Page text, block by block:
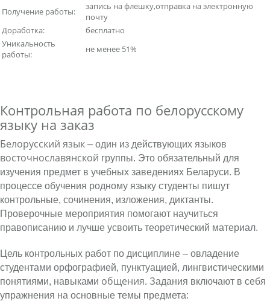
Получение работы:
запись на флешку,отправка на электронную
почту
Доработка:
бесплатно
Уникальность
работы:
не менее 51%
Контрольная работа по белорусскому
языку на заказ
Белорусский язык – один из действующих языков
восточнославянской группы. Это обязательный для
изучения предмет в учебных заведениях Беларуси. В
процессе обучения родному языку студенты пишут
контрольные, сочинения, изложения, диктанты.
Проверочные мероприятия помогают научиться
правописанию и лучше усвоить теоретический материал.
Цель контрольных работ по дисциплине – овладение
студентами орфографией, пунктуацией, лингвистическими
понятиями, навыками общения. Задания включают в себя
упражнения на основные темы предмета: